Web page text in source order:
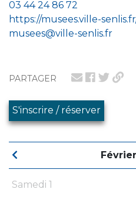
PARTAGER
S'inscrire / réserver
Samedi 1
03 44 24 86 72
https://musees.ville-
musees@ville-senlis.fr